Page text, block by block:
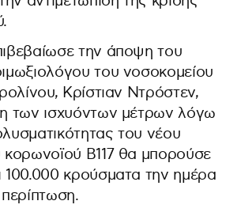
την άποψη του
του νοσοκομείου
Κρίστιαν Ντρόστεν,
των ισχυόντων μέτρων λόγω
του νέου
κορωνοϊού B117 θα μπορούσε
100.000 κρούσματα την ημέρα